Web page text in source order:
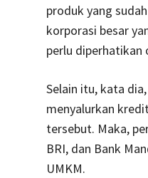
produk yang
korporasi besar
perlu diperhatikan
Selain itu, kata
menyalurkan
tersebut. Maka,
BRI, dan Bank
UMKM.